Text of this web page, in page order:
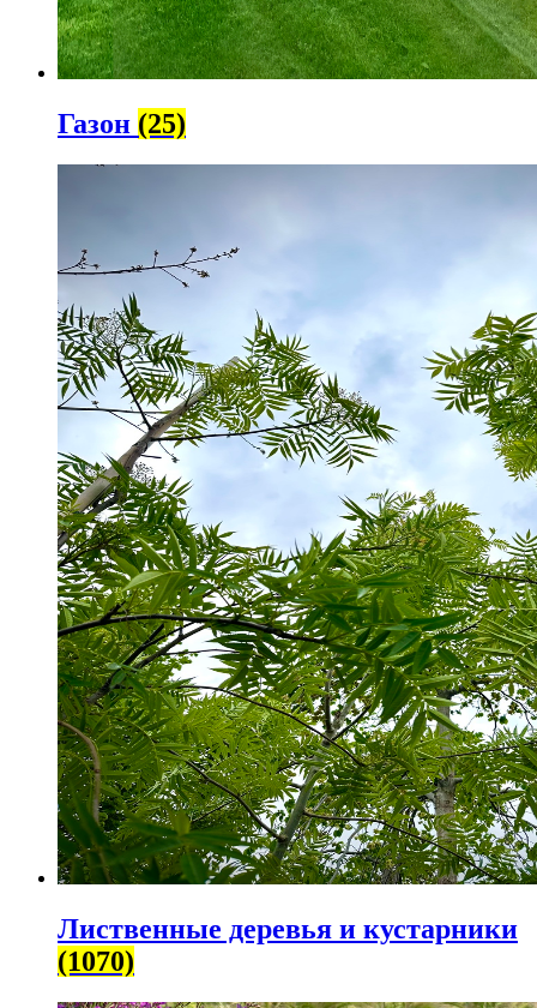
Газон (25)
Лиственные деревья и кустарники
(1070)